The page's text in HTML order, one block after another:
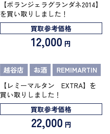
【ボランジェラグランダネ2014】
を買い取りしました！
買取参考価格
12,000 円
越谷店 お酒
REMIMARTIN
【レミーマルタン EXTRA】を
買い取りしました！
買取参考価格
22,000 円